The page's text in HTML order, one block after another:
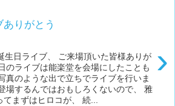
りがとう
›
生日ライブ、 ご来場頂いた皆様ありが
のライブは能楽堂を会場にしたことも
真のような出で立ちでライブを行いま
場するんではおもしろくないので、 雅
まずはヒロコが、 続...